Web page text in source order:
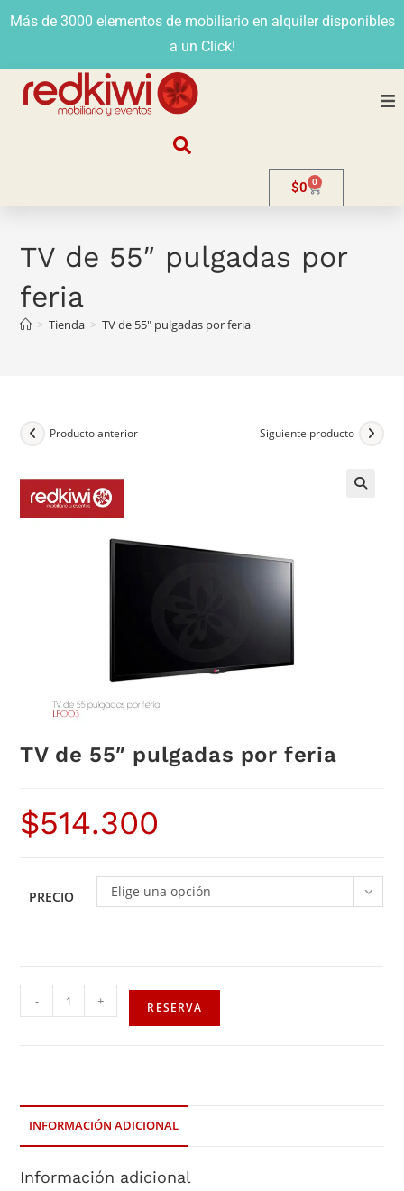
Más de 3000 elementos de mobiliario en alquiler disponibles
a un Click!
$0 0
TV de 55″ pulgadas por
feria
> Tienda > TV de 55″ pulgadas por feria
Producto anterior Siguiente producto
TV de 55″ pulgadas por feria
$514.300
PRECIO Elige una opción
- + RESERVA
INFORMACIÓN ADICIONAL
Información adicional